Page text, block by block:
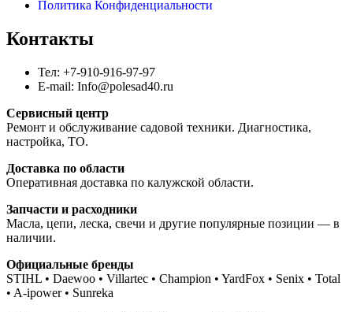
Политика Конфиденциальности
Контакты
Тел: +7-910-916-97-97
E-mail: Info@polesad40.ru
Сервисный центр
Ремонт и обслуживание садовой техники. Диагностика,
настройка, ТО.
Доставка по области
Оперативная доставка по калужской области.
Запчасти и расходники
Масла, цепи, леска, свечи и другие популярные позиции — в
наличии.
Официальные бренды
STIHL • Daewoo • Villartec • Champion • YardFox • Senix • Total
• A-ipower • Sunreka